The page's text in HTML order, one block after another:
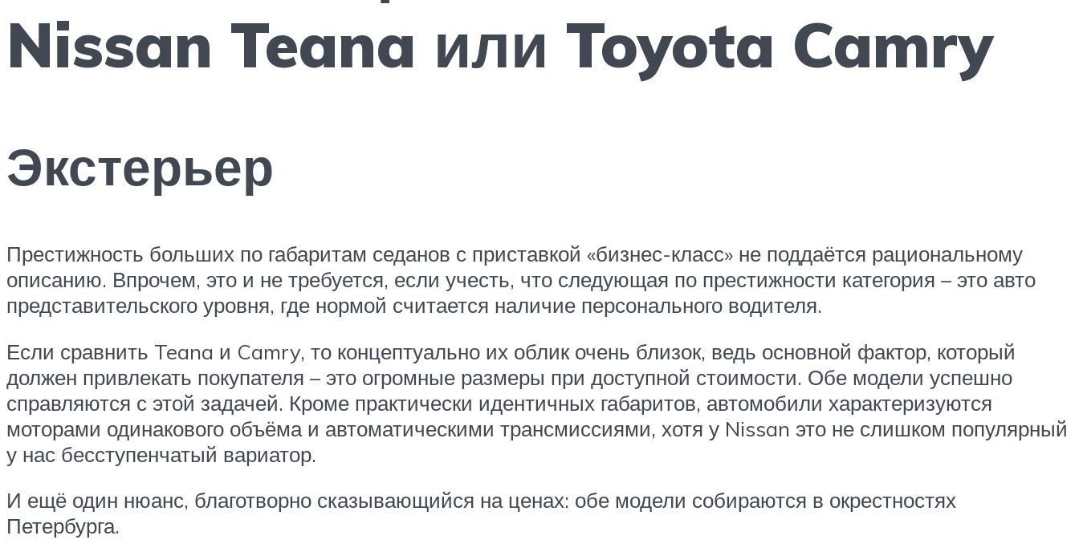
Nissan Teana или Toyota Camry
Экстерьер
Престижность больших по габаритам седанов с приставкой «бизнес-класс» не поддаётся рациональному
описанию. Впрочем, это и не требуется, если учесть, что следующая по престижности категория – это авто
представительского уровня, где нормой считается наличие персонального водителя.
Если сравнить Teana и Camry, то концептуально их облик очень близок, ведь основной фактор, который
должен привлекать покупателя – это огромные размеры при доступной стоимости. Обе модели успешно
справляются с этой задачей. Кроме практически идентичных габаритов, автомобили характеризуются
моторами одинакового объёма и автоматическими трансмиссиями, хотя у Nissan это не слишком популярный
у нас бесступенчатый вариатор.
И ещё один нюанс, благотворно сказывающийся на ценах: обе модели собираются в окрестностях
Петербурга.